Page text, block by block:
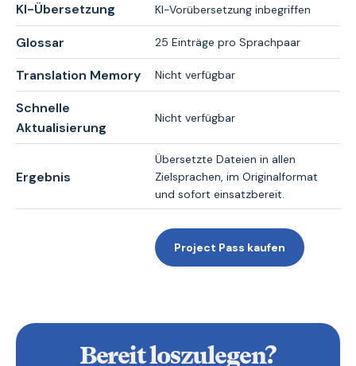
KI-Übersetzung KI-Vorübersetzung inbegriffen
Glossar 25 Einträge pro Sprachpaar
Translation Memory Nicht verfügbar
Schnelle
Aktualisierung
Nicht verfügbar
Ergebnis
Übersetzte Dateien in allen
Zielsprachen, im Originalformat
und sofort einsatzbereit.
Project Pass kaufen
Bereit loszulegen?